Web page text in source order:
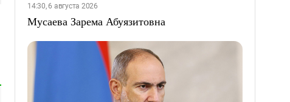
14:30, 6 августа 2026
Мусаева Зарема Абуязитовна